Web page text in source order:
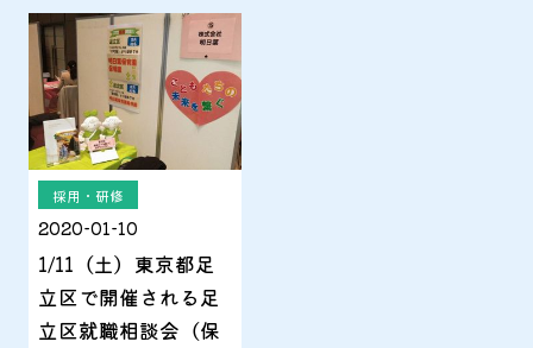
採用・研修
2020-01-10
1/11（土）東京都足
立区で開催される足
立区就職相談会（保